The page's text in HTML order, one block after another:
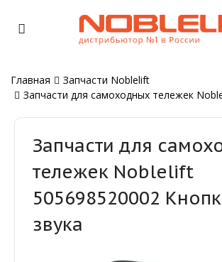
Главная
Запчасти Noblelift
Запчасти для самоходных тележек
Запчасти для
тележек Noblelift
505698520002
звука